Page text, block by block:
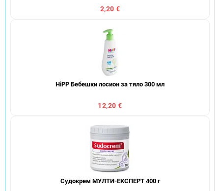
2,20 €
HiPP Бебешки лосион за тяло 300 мл
12,20 €
Судокрем МУЛТИ-ЕКСПЕРТ 400 г